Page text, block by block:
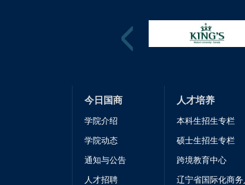
今日国商
学院介绍
学院动态
通知与公告
人才招聘
人才培养
本科生招生专栏
硕士生招生专栏
跨境教育中心
辽宁省国际化商务